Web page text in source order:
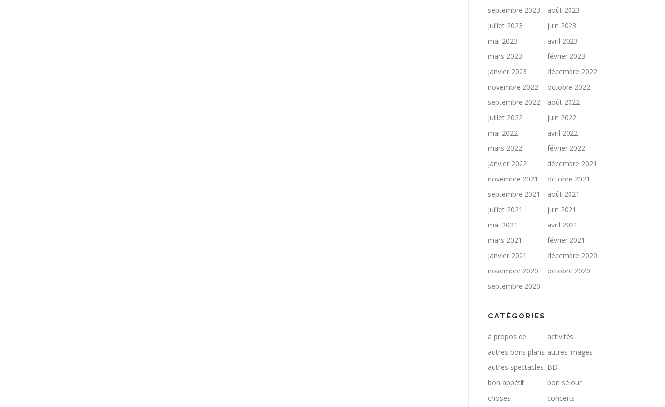
septembre 2023
août 2023
juillet 2023
juin 2023
mai 2023
avril 2023
mars 2023
février 2023
janvier 2023
décembre 2022
novembre 2022
octobre 2022
septembre 2022
août 2022
juillet 2022
juin 2022
mai 2022
avril 2022
mars 2022
février 2022
janvier 2022
décembre 2021
novembre 2021
octobre 2021
septembre 2021
août 2021
juillet 2021
juin 2021
mai 2021
avril 2021
mars 2021
février 2021
janvier 2021
décembre 2020
novembre 2020
octobre 2020
septembre 2020
CATÉGORIES
à propos de
activités
autres bons plans autres images
autres spectacles BD
bon appétit
bon séjour
choses
concerts